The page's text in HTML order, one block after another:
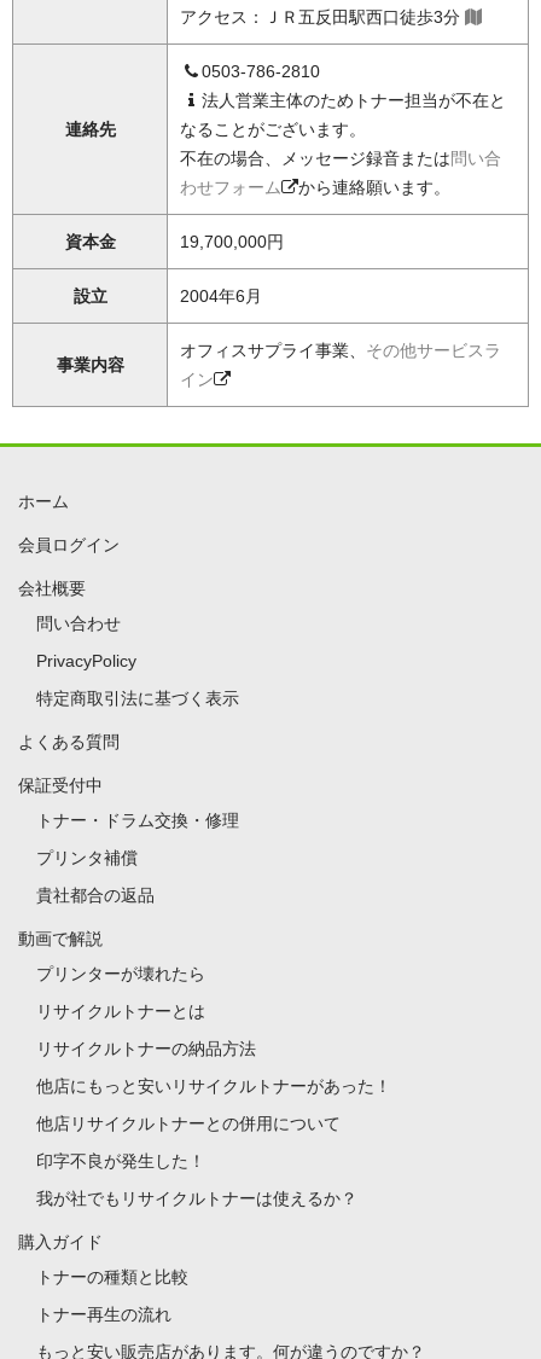
アクセス：ＪＲ五反田駅西口徒歩3分
連絡先
0503-786-2810
法人営業主体のためトナー担当が不在と
なることがございます。
不在の場合、メッセージ録音または問い合
わせフォーム
から連絡願います。
資本金 19,700,000円
設立 2004年6月
事業内容
オフィスサプライ事業、 その他サービスラ
イン
ホーム
会員ログイン
会社概要
問い合わせ
PrivacyPolicy
特定商取引法に基づく表示
よくある質問
保証受付中
トナー・ドラム交換・修理
プリンタ補償
貴社都合の返品
動画で解説
プリンターが壊れたら
リサイクルトナーとは
リサイクルトナーの納品方法
他店にもっと安いリサイクルトナーがあった！
他店リサイクルトナーとの併用について
印字不良が発生した！
我が社でもリサイクルトナーは使えるか？
購入ガイド
トナーの種類と比較
トナー再生の流れ
もっと安い販売店があります。何が違うのですか？